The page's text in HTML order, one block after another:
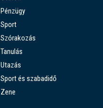
Pénzügy
Sport
Szórakozás
Tanulás
Utazás
Sport és szabadidő
Zene